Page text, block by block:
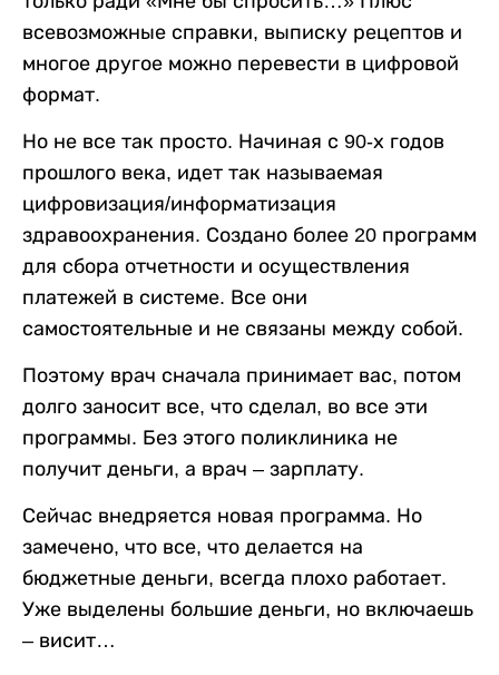
всевозможные справки, выписку рецептов и
многое другое можно перевести в цифровой
формат.
Но не все так просто. Начиная с 90-х годов
прошлого века, идет так называемая
цифровизация/информатизация
здравоохранения. Создано более 20 программ
для сбора отчетности и осуществления
платежей в системе. Все они
самостоятельные и не связаны между собой.
Поэтому врач сначала принимает вас, потом
долго заносит все, что сделал, во все эти
программы. Без этого поликлиника не
получит деньги, а врач – зарплату.
Сейчас внедряется новая программа. Но
замечено, что все, что делается на
бюджетные деньги, всегда плохо работает.
Уже выделены большие деньги, но включаешь
– висит…